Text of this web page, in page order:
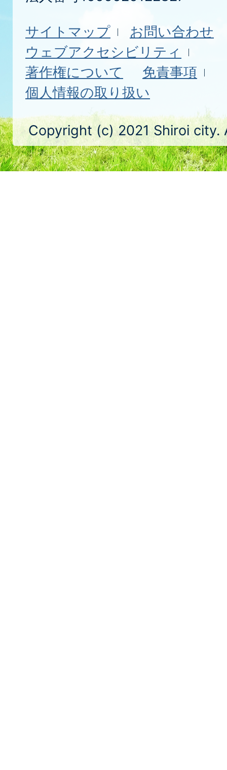
サイトマップ
お問い合わせ
ウェブアクセシビリティ
著作権について
免責事項
個人情報の取り扱い
Copyright (c) 2021 Shiroi city.